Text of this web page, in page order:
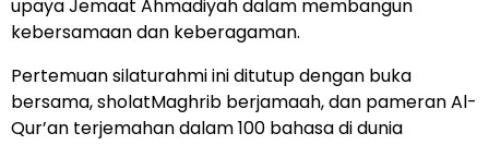
upaya Jemaat Ahmadiyah dalam membangun
kebersamaan dan keberagaman.
Pertemuan silaturahmi ini ditutup dengan buka
bersama, sholatMaghrib berjamaah, dan pameran Al-
Qur’an terjemahan dalam 100 bahasa di dunia